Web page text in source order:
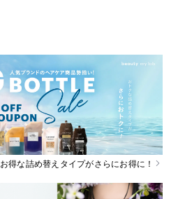
お得な詰め替えタイプがさらにお得に！